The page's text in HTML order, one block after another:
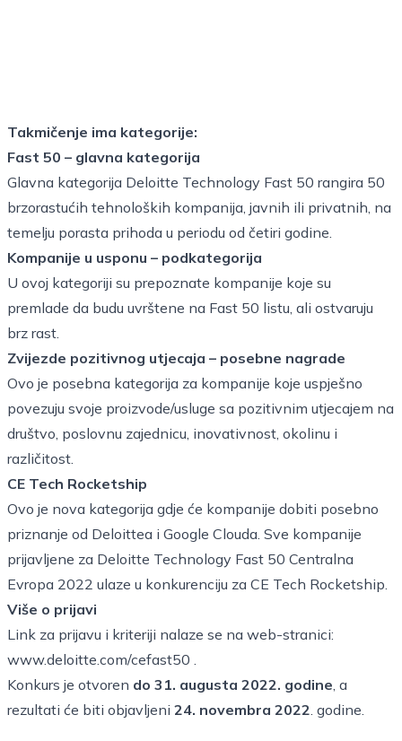
Takmičenje ima kategorije:
Fast 50 – glavna kategorija
Glavna kategorija Deloitte Technology Fast 50 rangira 50
brzorastućih tehnoloških kompanija, javnih ili privatnih, na
temelju porasta prihoda u periodu od četiri godine.
Kompanije u usponu – podkategorija
U ovoj kategoriji su prepoznate kompanije koje su
premlade da budu uvrštene na Fast 50 listu, ali ostvaruju
brz rast.
Zvijezde pozitivnog utjecaja – posebne nagrade
Ovo je posebna kategorija za kompanije koje uspješno
povezuju svoje proizvode/usluge sa pozitivnim utjecajem na
društvo, poslovnu zajednicu, inovativnost, okolinu i
različitost.
CE Tech Rocketship
Ovo je nova kategorija gdje će kompanije dobiti posebno
priznanje od Deloittea i Google Clouda. Sve kompanije
prijavljene za Deloitte Technology Fast 50 Centralna
Evropa 2022 ulaze u konkurenciju za CE Tech Rocketship.
Više o prijavi
Link za prijavu i kriteriji nalaze se na web-stranici:
www.deloitte.com/cefast50 .
Konkurs je otvoren do 31. augusta 2022. godine, a
rezultati će biti objavljeni 24. novembra 2022. godine.